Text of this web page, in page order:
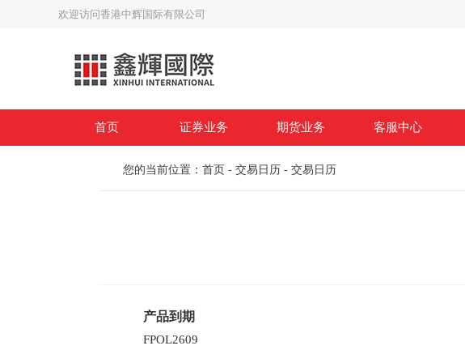
欢迎访问香港中辉国际有限公司
首页 证券业务
交易规则 服务收费 风险声明
期货业务
合约细则 服务收费 风险声明
客服中心
开户专区 软件下载 表格下载
基础知识 法律法规
公司简介 公司动态 联系我们
您的当前位置： 首页 - 交易日历 - 交易日历
产品到期
FPOL2609